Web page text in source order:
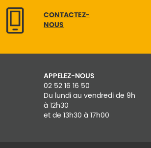
CONTACTEZ-
NOUS
APPELEZ-NOUS
02 52 16 16 50
Du lundi au vendredi de 9h
à 12h30
et de 13h30 à 17h00